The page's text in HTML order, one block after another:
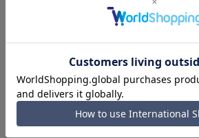
最新のお買い得情報
スーツスクエア